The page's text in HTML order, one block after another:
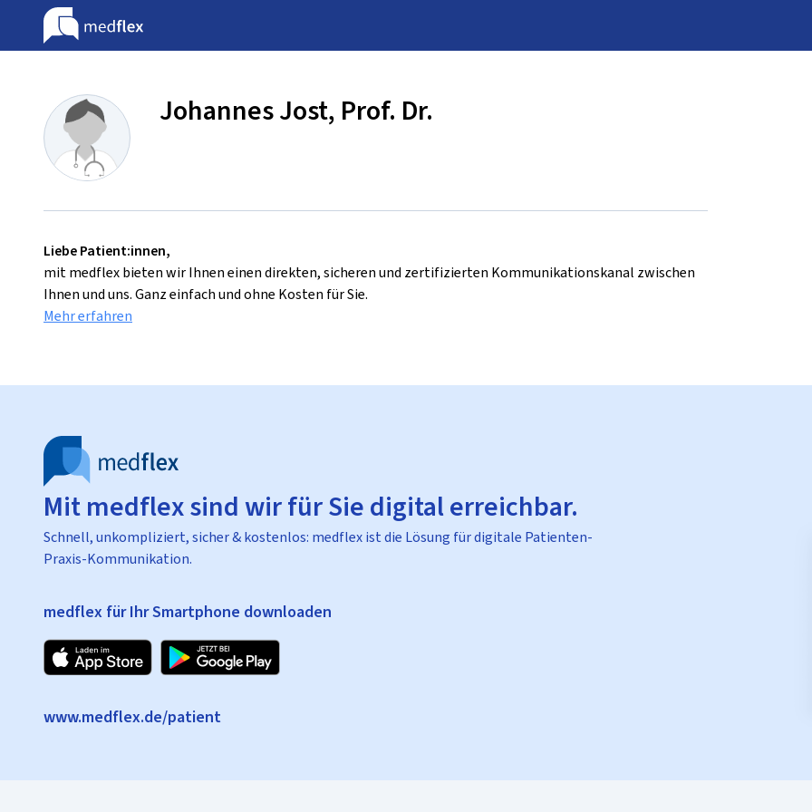
Johannes Jost, Prof. Dr.
Liebe Patient:innen,
mit medflex bieten wir Ihnen einen direkten, sicheren und zertifizierten Kommunikationskanal zwischen
Ihnen und uns. Ganz einfach und ohne Kosten für Sie.
Mehr erfahren
Mit medflex sind wir für Sie digital erreichbar.
Schnell, unkompliziert, sicher & kostenlos: medflex ist die Lösung für digitale Patienten-
Praxis-Kommunikation.
medflex für Ihr Smartphone downloaden
www.medflex.de/patient